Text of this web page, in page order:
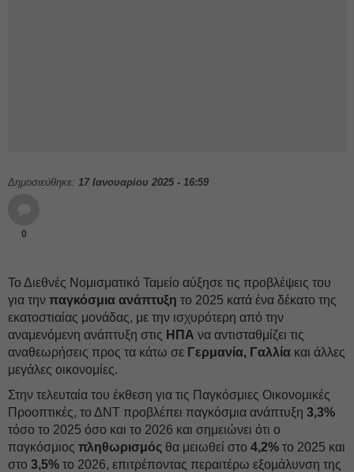
Δημοσιεύθηκε: 17 Ιανουαρίου 2025 - 16:59
0
Το Διεθνές Νομισματικό Ταμείο αύξησε τις προβλέψεις του
για την παγκόσμια ανάπτυξη το 2025 κατά ένα δέκατο της
εκατοστιαίας μονάδας, με την ισχυρότερη από την
αναμενόμενη ανάπτυξη στις ΗΠΑ να αντισταθμίζει τις
αναθεωρήσεις προς τα κάτω σε Γερμανία, Γαλλία και άλλες
μεγάλες οικονομίες.
Στην τελευταία του έκθεση για τις Παγκόσμιες Οικονομικές
Προοπτικές, το ΔΝΤ προβλέπει παγκόσμια ανάπτυξη 3,3%
τόσο το 2025 όσο και το 2026 και σημειώνει ότι ο
παγκόσμιος πληθωρισμός θα μειωθεί στο 4,2% το 2025 και
στο 3,5% το 2026, επιτρέποντας περαιτέρω εξομάλυνση της